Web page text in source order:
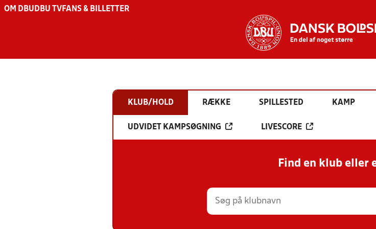
OM DBU DBU TV FANS & BILLETTER
KLUB/HOLD RÆKKE SPILLESTED KAMP
UDVIDET KAMPSØGNING LIVESCORE
Find en klub eller